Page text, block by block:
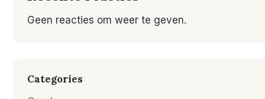
Geen reacties om weer te geven.
Categories